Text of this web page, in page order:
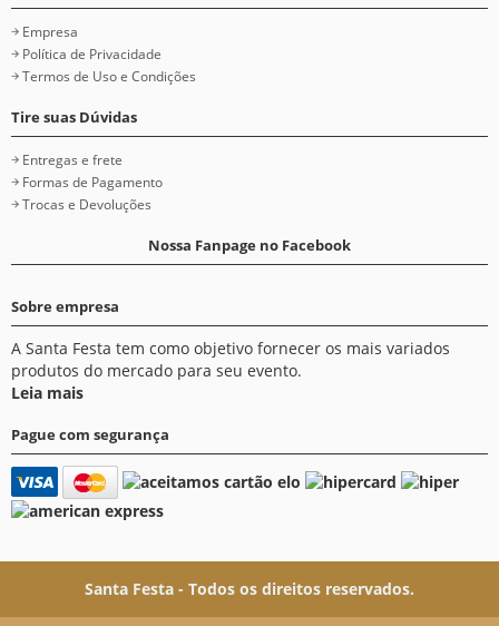
Empresa
Política de Privacidade
Termos de Uso e Condições
Tire suas Dúvidas
Entregas e frete
Formas de Pagamento
Trocas e Devoluções
Nossa Fanpage no Facebook
Sobre empresa
A Santa Festa tem como objetivo fornecer os mais variados
produtos do mercado para seu evento.
Leia mais
Pague com segurança
Santa Festa - Todos os direitos reservados.